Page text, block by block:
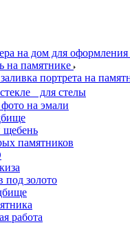
на дом для оформления
на памятнике
портрета на
для стелы
на эмали
щебень
памятников
под золото
работа